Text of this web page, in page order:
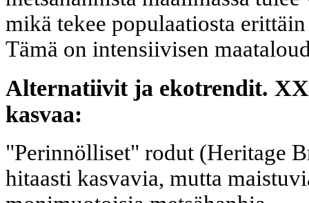
mikä tekee populaatiosta
Tämä on intensiivisen
Alternatiivit ja ekotrendit.
kasvaa:
"Perinnölliset" rodut (Heritage
hitaasti kasvavia, mutta